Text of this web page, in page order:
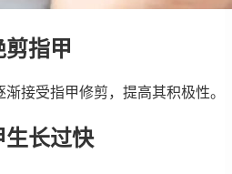
指甲
接受指甲修剪，提高其积极性。
生长过快